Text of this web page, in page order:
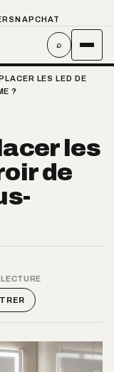
SNAPCHAT
⌕
LES LED DE
?
les
de